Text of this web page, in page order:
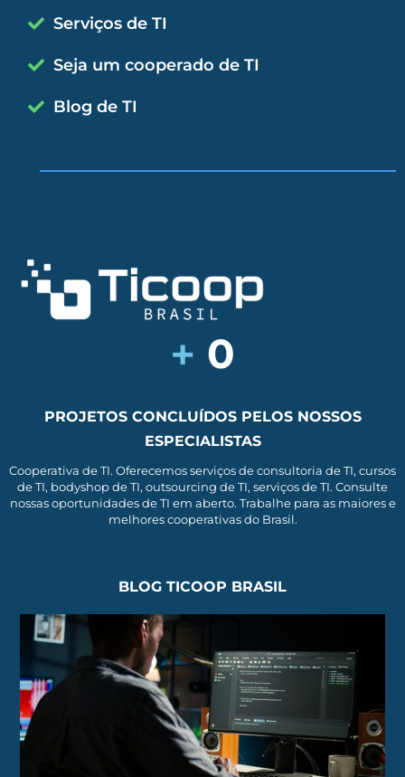
Serviços de TI
Seja um cooperado de TI
Blog de TI
+ 0
PROJETOS CONCLUÍDOS PELOS NOSSOS
ESPECIALISTAS
Cooperativa de TI. Oferecemos serviços de consultoria de TI, cursos
de TI, bodyshop de TI, outsourcing de TI, serviços de TI. Consulte
nossas oportunidades de TI em aberto. Trabalhe para as maiores e
melhores cooperativas do Brasil.
BLOG TICOOP BRASIL